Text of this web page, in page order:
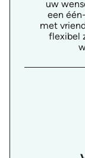
uw
een
met
flexibel